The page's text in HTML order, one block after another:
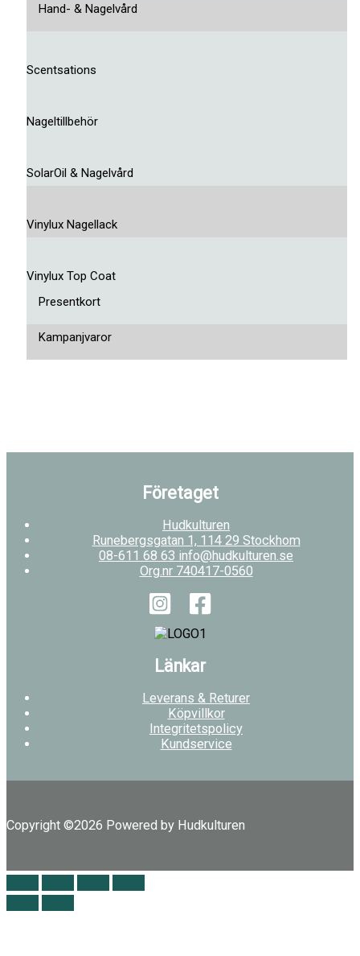
Hand- & Nagelvård
Scentsations
Nageltillbehör
SolarOil & Nagelvård
Vinylux Nagellack
Vinylux Top Coat
Presentkort
Kampanjvaror
Företaget
Hudkulturen
Runebergsgatan 1, 114 29 Stockhom
08-611 68 63 info@hudkulturen.se
Org.nr 740417-0560
Länkar
Leverans & Returer
Köpvillkor
Integritetspolicy
Kundservice
Copyright ©2026 Powered by Hudkulturen